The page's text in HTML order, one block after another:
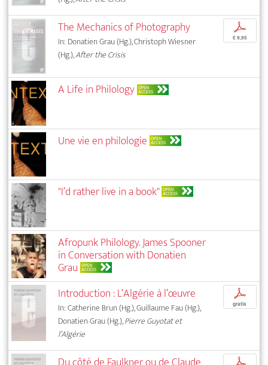
The Mechanics of Photography
In: Donatien Grau (Hg.), Christoph Wiesner
(Hg.),After the Crisis
p
€ 9,95
A Life in Philology OPEN
ACCESS
Une vie en philologie OPEN
ACCESS
"I’d rather live in a book" OPEN
ACCESS
Afropunk Philology. James Spooner
in Conversation with Donatien
Grau OPEN
ACCESS
Introduction : L’Algérie à l’œuvre
In: Catherine Brun (Hg.), Guillaume Fau (Hg.),
Donatien Grau (Hg.),Pierre Guyotat et
l’Algérie
p
gratis
p